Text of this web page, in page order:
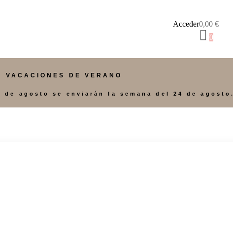
Acceder0,00€
0
VACACIONES DE VERANO
agosto se enviarán la semana del 24 de agosto.